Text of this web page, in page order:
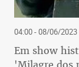
04:00 - 08/06/2023
Em show